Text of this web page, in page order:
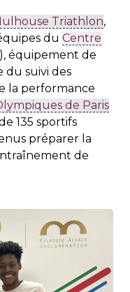
Triathlon,
du Centre
équipement de
du suivi des
la performance
de Paris
135 sportifs
préparer la
de